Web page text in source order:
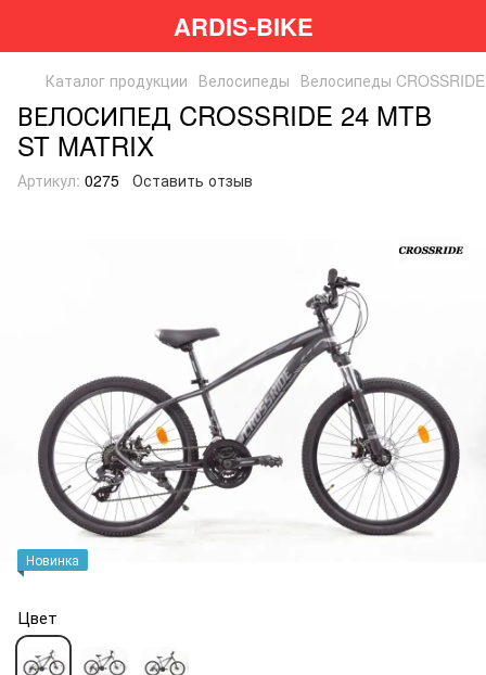
ARDIS-BIKE
Каталог продукции Велосипеды Велосипеды CROSSRIDE
ВЕЛОСИПЕД CROSSRIDE 24 MTB
ST MATRIX
Артикул: 0275 Оставить отзыв
Новинка
Цвет